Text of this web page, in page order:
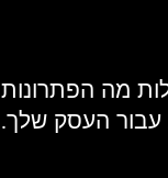
מה הפתרונות
עבור העסק שלך.